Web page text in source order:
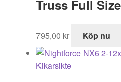
Truss Full
795,00 kr Köp nu